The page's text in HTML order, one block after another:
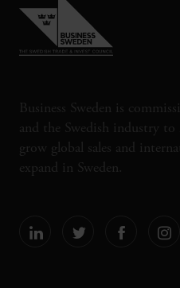
Business Sweden is
and the Swedish industry to
grow global sales and
expand in Sweden.